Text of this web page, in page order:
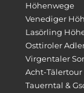
Höhenwege
Venediger
Lasörling
Osttiroler
Virgentaler
Acht-Tälertour
Tauerntal &